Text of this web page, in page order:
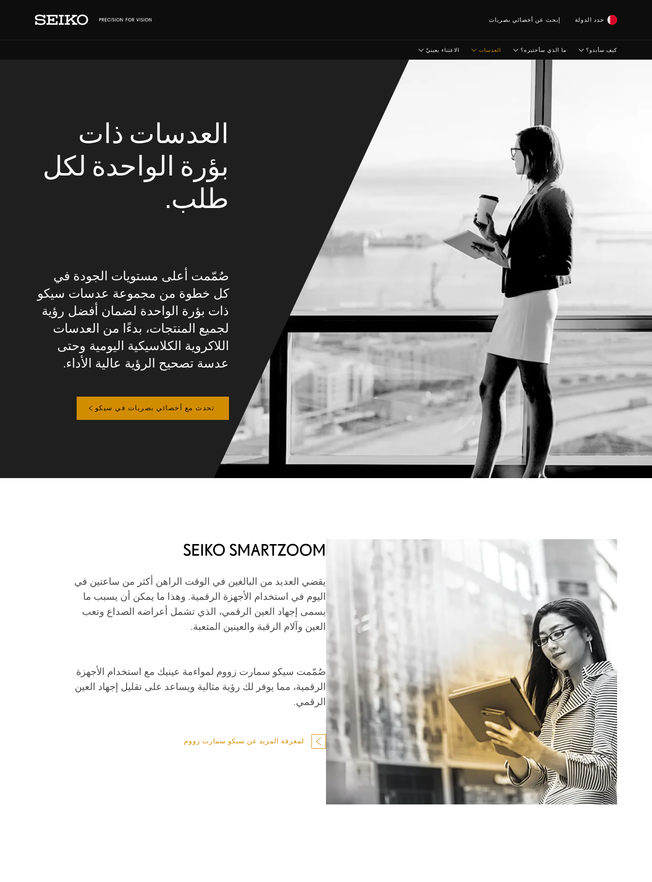
إبحث عن أخصائي بصريات حدد الدولة
الاعتناء بعينيّ العدسات ما الذي سأختبره؟ كيف سأبدو؟
العدسات ذات
بؤرة الواحدة لكل
طلب.
صُمّمت أعلى مستويات الجودة في
كل خطوة من مجموعة عدسات سيكو
ذات بؤرة الواحدة لضمان أفضل رؤية
لجميع المنتجات، بدءًا من العدسات
اللاكروية الكلاسيكية اليومية وحتى
عدسة تصحيح الرؤية عالية الأداء.
تحدث مع أخصائي بصريات في سيكو
SEIKO SMARTZOOM
يقضي العديد من البالغين في الوقت الراهن أكثر من ساعتين في
اليوم في استخدام الأجهزة الرقمية. وهذا ما يمكن أن يسبب ما
يسمى إجهاد العين الرقمي، الذي تشمل أعراضه الصداع وتعب
العين وآلام الرقبة والعينين المتعبة.
صُمّمت سيكو سمارت زووم لمواءمة عينيك مع استخدام الأجهزة
الرقمية، مما يوفر لك رؤية مثالية ويساعد على تقليل إجهاد العين
الرقمي.
لمعرفة المزيد عن سيكو سمارت زووم